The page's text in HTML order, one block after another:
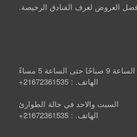
العروض لغرف الفنادق الرخيصة.
5 مساءً
الهاتف. : 21672361535+
السبت والاحد في حالة الطوارئ
الهاتف. : 21672361535+